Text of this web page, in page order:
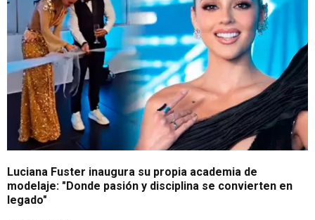
Luciana Fuster inaugura su propia academia de
modelaje: "Donde pasión y disciplina se convierten en
legado"